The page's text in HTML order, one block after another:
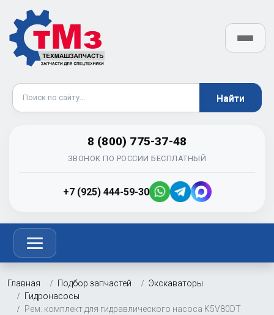
8 (800) 775-37-48
ЗВОНОК ПО РОССИИ БЕСПЛАТНЫЙ
+7 (925) 444-59-30
Главная Подбор запчастей
Экскаваторы
Гидронасосы
Рем. комплект для гидравлического насоса K5V80DT